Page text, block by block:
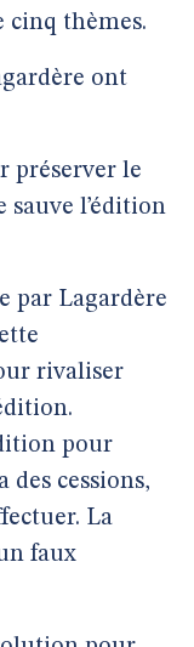
cinq thèmes.
ont
préserver le
l’édition
par Lagardère
rivaliser
pour
des cessions,
La
faux